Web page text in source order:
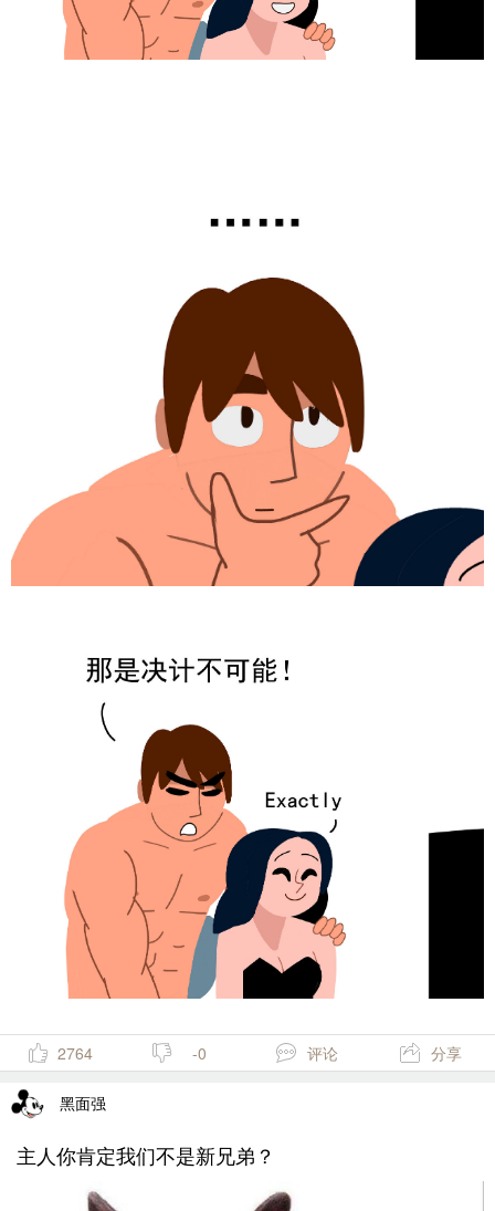
2764 -0 评论 分享
黑面强
主人你肯定我们不是新兄弟？